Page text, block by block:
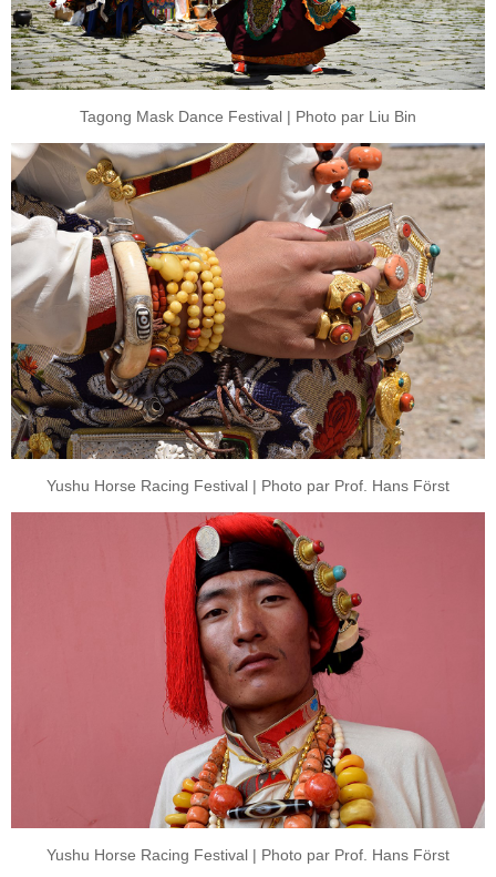
Tagong Mask Dance Festival | Photo par Liu Bin
Yushu Horse Racing Festival | Photo par Prof. Hans Först
Yushu Horse Racing Festival | Photo par Prof. Hans Först